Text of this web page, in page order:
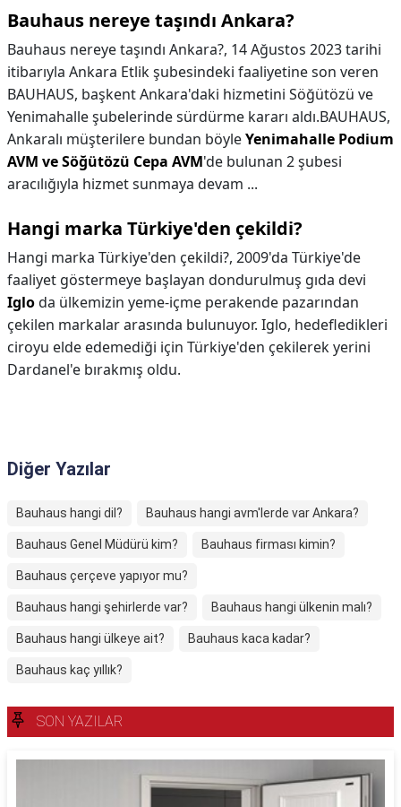
Bauhaus nereye taşındı Ankara?
Bauhaus nereye taşındı Ankara?, 14 Ağustos 2023 tarihi
itibarıyla Ankara Etlik şubesindeki faaliyetine son veren
BAUHAUS, başkent Ankara'daki hizmetini Söğütözü ve
Yenimahalle şubelerinde sürdürme kararı aldı.BAUHAUS,
Ankaralı müşterilere bundan böyleYenimahalle Podium
AVM ve Söğütözü Cepa AVM'de bulunan 2 şubesi
aracılığıyla hizmet sunmaya devam ...
Hangi marka Türkiye'den çekildi?
Hangi marka Türkiye'den çekildi?, 2009'da Türkiye'de
faaliyet göstermeye başlayan dondurulmuş gıda devi
Igloda ülkemizin yeme-içme perakende pazarından
çekilen markalar arasında bulunuyor. Iglo, hedefledikleri
ciroyu elde edemediği için Türkiye'den çekilerek yerini
Dardanel'e bırakmış oldu.
Diğer Yazılar
Bauhaus hangi dil? Bauhaus hangi avm'lerde var Ankara?
Bauhaus Genel Müdürü kim? Bauhaus firması kimin?
Bauhaus çerçeve yapıyor mu?
Bauhaus hangi şehirlerde var? Bauhaus hangi ülkenin malı?
Bauhaus hangi ülkeye ait? Bauhaus kaca kadar?
Bauhaus kaç yıllık?
SON YAZILAR